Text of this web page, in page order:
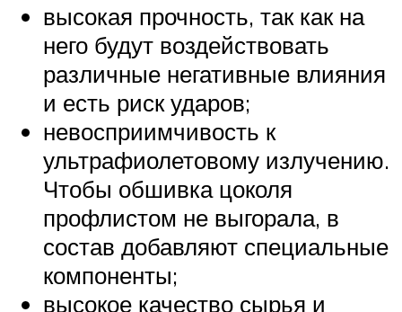
высокая прочность, так как на
него будут воздействовать
различные негативные влияния
и есть риск ударов;
невосприимчивость к
ультрафиолетовому излучению.
Чтобы обшивка цоколя
профлистом не выгорала, в
состав добавляют специальные
компоненты;
высокое качество сырья и